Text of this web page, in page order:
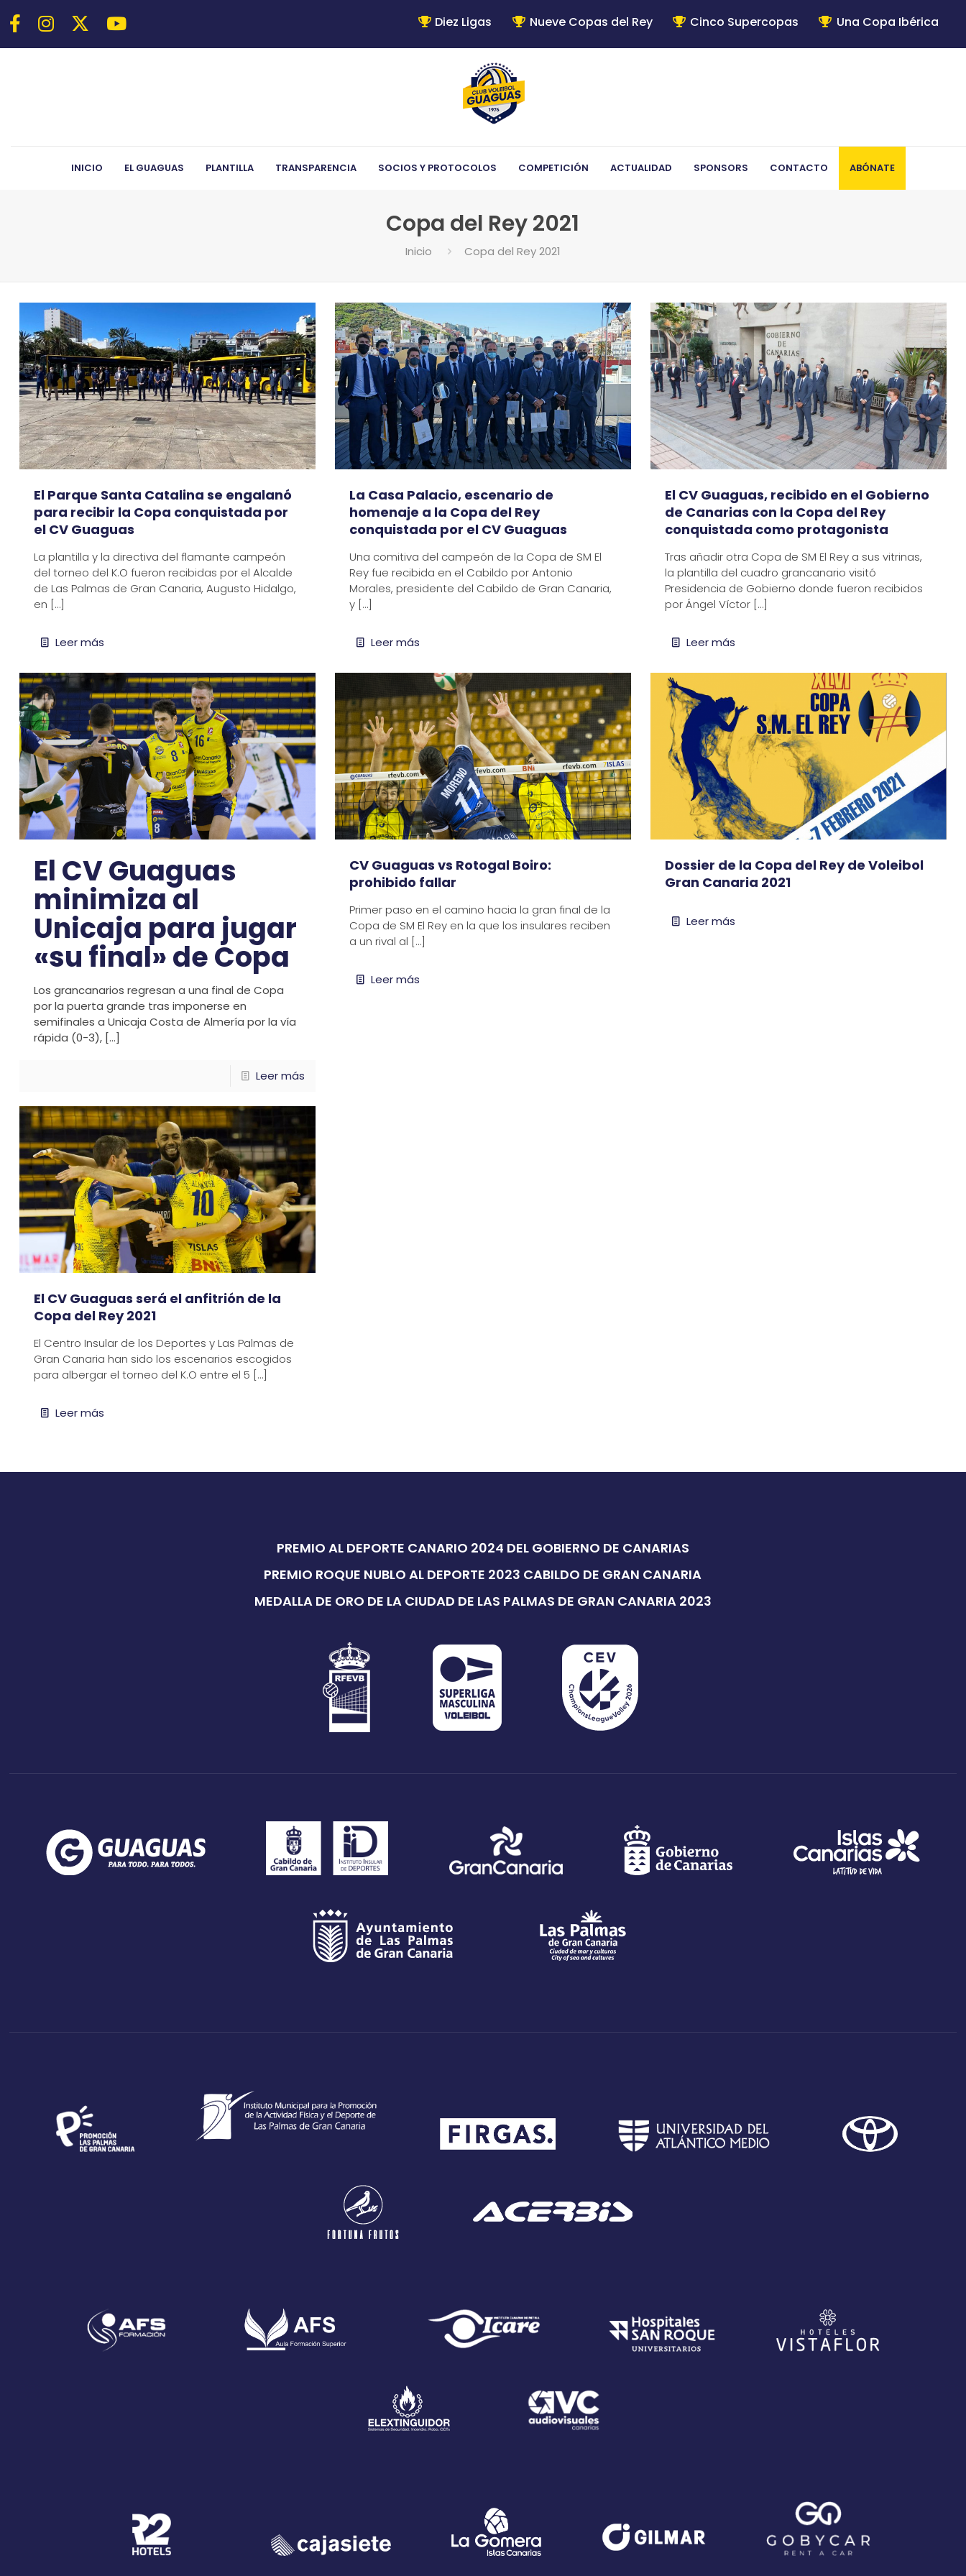
Diez Ligas Nueve Copas del Rey Cinco Supercopas Una Copa Ibérica
INICIO EL GUAGUAS PLANTILLA TRANSPARENCIA SOCIOS Y PROTOCOLOS COMPETICIÓN ACTUALIDAD SPONSORS CONTACTO ABÓNATE
Copa del Rey 2021
Inicio Copa del Rey 2021
El Parque Santa Catalina se engalanó
para recibir la Copa conquistada por
el CV Guaguas
La plantilla y la directiva del flamante campeón
del torneo del K.O fueron recibidas por el Alcalde
de Las Palmas de Gran Canaria, Augusto Hidalgo,
en […]
Leer más
La Casa Palacio, escenario de
homenaje a la Copa del Rey
conquistada por el CV Guaguas
Una comitiva del campeón de la Copa de SM El
Rey fue recibida en el Cabildo por Antonio
Morales, presidente del Cabildo de Gran Canaria,
y[…]
Leer más
El CV Guaguas, recibido en el Gobierno
de Canarias con la Copa del Rey
conquistada como protagonista
Tras añadir otra Copa de SM El Rey a sus vitrinas,
la plantilla del cuadro grancanario visitó
Presidencia de Gobierno donde fueron recibidos
por Ángel Víctor[…]
Leer más
El CV Guaguas
minimiza al
Unicaja para jugar
«su final» de Copa
Los grancanarios regresan a una final de Copa
por la puerta grande tras imponerse en
semifinales a Unicaja Costa de Almería por la vía
rápida (0-3),[…]
Leer más
CV Guaguas vs Rotogal Boiro:
prohibido fallar
Primer paso en el camino hacia la gran final de la
Copa de SM El Rey en la que los insulares reciben
a un rival al […]
Leer más
Dossier de la Copa del Rey de Voleibol
Gran Canaria 2021
Leer más
El CV Guaguas será el anfitrión de la
Copa del Rey 2021
El Centro Insular de los Deportes y Las Palmas de
Gran Canaria han sido los escenarios escogidos
para albergar el torneo del K.O entre el 5 […]
Leer más
PREMIO AL DEPORTE CANARIO 2024 DEL GOBIERNO DE CANARIAS
PREMIO ROQUE NUBLO AL DEPORTE 2023 CABILDO DE GRAN CANARIA
MEDALLA DE ORO DE LA CIUDAD DE LAS PALMAS DE GRAN CANARIA 2023